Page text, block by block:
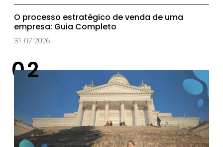
O processo estratégico de venda de uma
empresa: Guia Completo
31 07 2026